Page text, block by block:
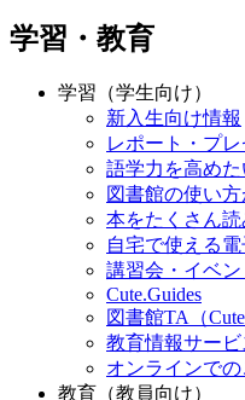
学習・教育
学習（学生向け）
新入生向け情報
レポート・プ
語学力を高め
図書館の使い
本をたくさん読
自宅で使える
講習会・イベン
Cute.Guides
図書館TA（
教育情報サービ
オンラインで
教育（教員向け）